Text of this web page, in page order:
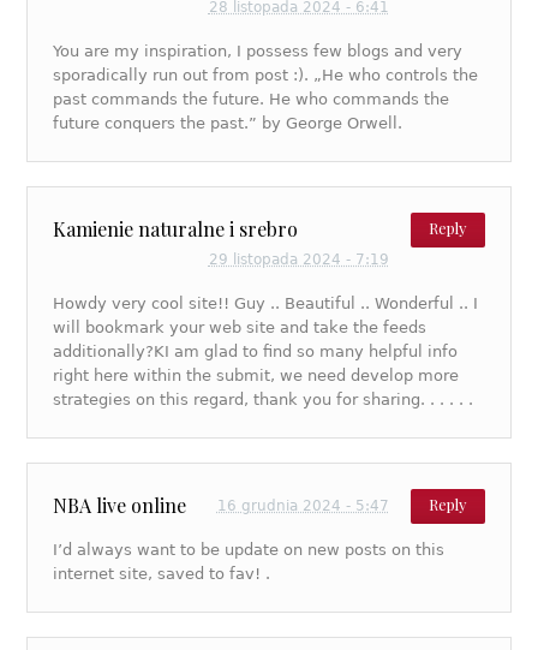
28 listopada 2024 - 6:41
You are my inspiration, I possess few blogs and very
sporadically run out from post :). „He who controls the
past commands the future. He who commands the
future conquers the past.” by George Orwell.
Kamienie naturalne i srebro Reply
29 listopada 2024 - 7:19
Howdy very cool site!! Guy .. Beautiful .. Wonderful .. I
will bookmark your web site and take the feeds
additionally?KI am glad to find so many helpful info
right here within the submit, we need develop more
strategies on this regard, thank you for sharing. . . . . .
NBA live online Reply
16 grudnia 2024 - 5:47
I’d always want to be update on new posts on this
internet site, saved to fav! .